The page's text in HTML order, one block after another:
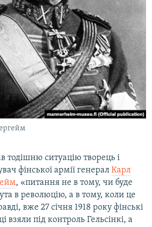
тодішню ситуацію творець і
фінської армії генерал Карл
, «питання не в тому, чи буде
в революцію, а в тому, коли це
вже 27 січня 1918 року фінські
взяли під контроль Гельсінкі, а